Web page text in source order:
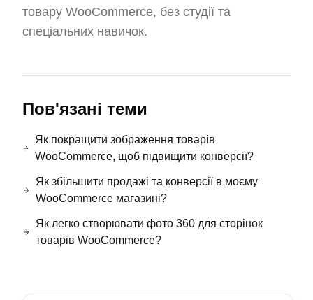
товару WooCommerce, без студії та
спеціальних навичок.
Пов'язані теми
Як покращити зображення товарів
WooCommerce, щоб підвищити конверсії?
Як збільшити продажі та конверсії в моєму
WooCommerce магазині?
Як легко створювати фото 360 для сторінок
товарів WooCommerce?